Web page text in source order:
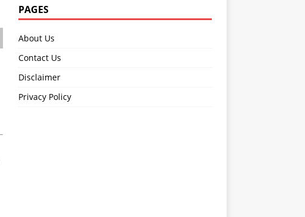
PAGES
About Us
Contact Us
Disclaimer
Privacy Policy